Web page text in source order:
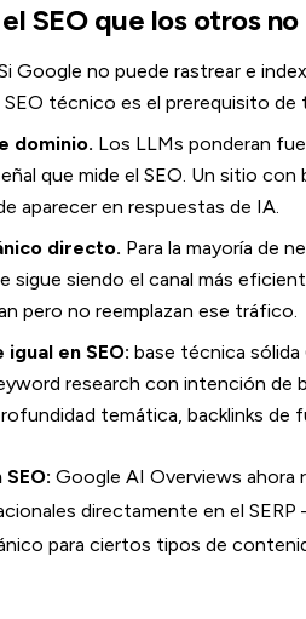
SEO que los otros
Google no puede rastrear e
SEO técnico es el prerequisito de
dominio. Los LLMs ponderan
que mide el SEO. Un sitio con
aparecer en respuestas de IA.
directo. Para la mayoría de
sigue siendo el canal más
pero no reemplazan ese tráfico.
igual en SEO: base técnica sólida
research con intención de
temática, backlinks de
Google AI Overviews ahora
directamente en el
para ciertos tipos de